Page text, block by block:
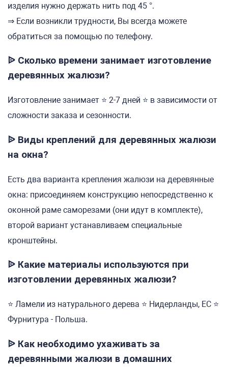
изделия нужно держать нить под 45 °.
⇒ Если возникли трудности, Вы всегда можете
обратиться за помощью по телефону.
ᐉ Сколько времени занимает изготовление
деревянных жалюзи?
Изготовление занимает ⭐ 2-7 дней ⭐ в зависимости от
сложности заказа и сезонности.
ᐉ Виды креплений для деревянных жалюзи
на окна?
Есть два варианта крепления жалюзи на деревянные
окна: присоединяем конструкцию непосредственно к
оконной раме саморезами (они идут в комплекте),
второй вариант устанавливаем специальные
кронштейны.
ᐉ Какие материалы используются при
изготовлении деревянных жалюзи?
⭐ Ламели из натурального дерева ⭐ Нидерланды, ЕС ⭐
Фурнитура - Польша.
ᐉ Как необходимо ухаживать за
деревянными жалюзи в домашних